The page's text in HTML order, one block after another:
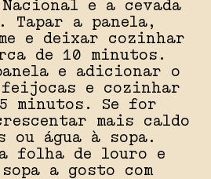
e a cevada
Tapar a panela,
e deixar cozinhar
de 10 minutos.
e adicionar o
e cozinhar
minutos. Se for
mais caldo
ou água à sopa.
folha de louro e
a gosto com